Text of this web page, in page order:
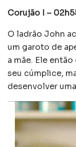
Corujão I –
O ladrão John
um garoto de
a mãe. Ele
seu cúmplice,
desenvolver